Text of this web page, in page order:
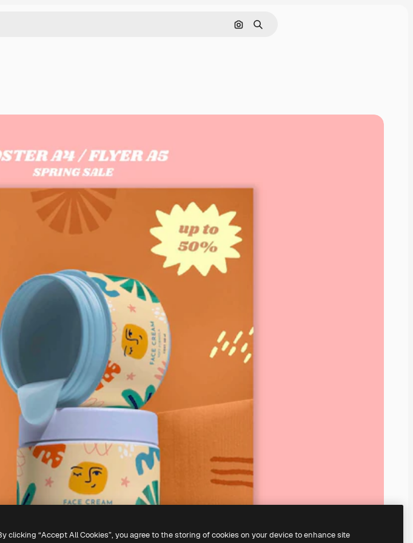
Pesquisar por imagem
Buscar
clicking “Accept All Cookies”, you agree to the storing of cookies on your device to enhance site